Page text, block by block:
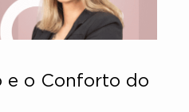
e o Conforto do